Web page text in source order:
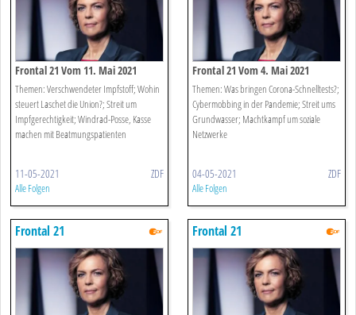
Frontal 21 Vom 11. Mai 2021
Themen: Verschwendeter Impfstoff; Wohin
steuert Laschet die Union?; Streit um
Impfgerechtigkeit; Windrad-Posse, Kasse
machen mit Beatmungspatienten
11-05-2021 ZDF
Alle Folgen
Frontal 21 Vom 4. Mai 2021
Themen: Was bringen Corona-Schnelltests?;
Cybermobbing in der Pandemie; Streit ums
Grundwasser; Machtkampf um soziale
Netzwerke
04-05-2021 ZDF
Alle Folgen
Frontal 21 Frontal 21